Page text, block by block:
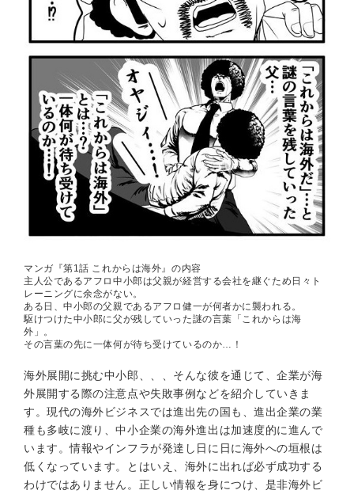
マンガ『第1話 これからは海外』の内容
主人公であるアフロ中小郎は父親が経営する会社を継ぐため日々ト
レーニングに余念がない。
ある日、中小郎の父親であるアフロ健一が何者かに襲われる。
駆けつけた中小郎に父が残していった謎の言葉「これからは海
外」。
その言葉の先に一体何が待ち受けているのか…！
海外展開に挑む中小郎、、、そんな彼を通じて、企業が海
外展開する際の注意点や失敗事例などを紹介していきま
す。現代の海外ビジネスでは進出先の国も、進出企業の業
種も多岐に渡り、中小企業の海外進出は加速度的に進んで
います。情報やインフラが発達し日に日に海外への垣根は
低くなっています。とはいえ、海外に出れば必ず成功する
わけではありません。正しい情報を身につけ、是非海外ビ